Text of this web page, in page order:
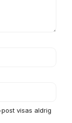
visas aldrig